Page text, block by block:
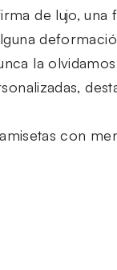
de lujo, una
la
con